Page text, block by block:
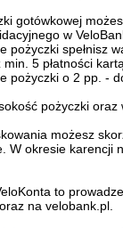
gotówkowej
w
pożyczki spełnisz
5 płatności
pożyczki o 2 pp. -
pożyczki
możesz
W okresie karencji
to
na velobank.pl.